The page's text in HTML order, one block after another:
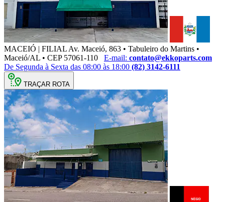
MACEIÓ | FILIAL Av. Maceió, 863 • Tabuleiro do Martins •
Maceió/AL • CEP 57061-110
E-mail: contato@ekkoparts.com
De Segunda à Sexta das 08:00 às 18:00 (82) 3142-6111
TRAÇAR ROTA